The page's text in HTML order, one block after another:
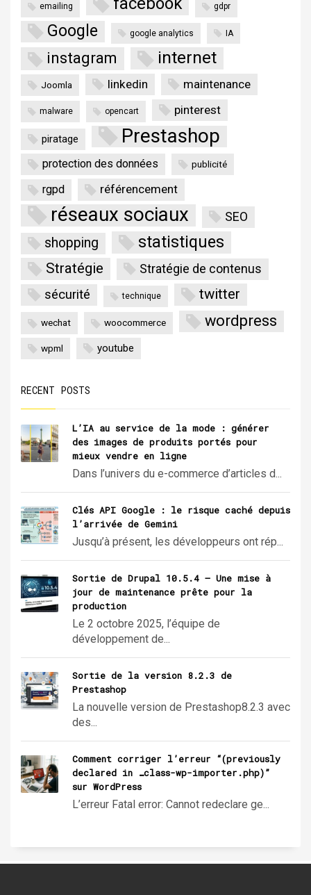
emailing gdpr
Google google analytics IA
instagram internet
Joomla linkedin maintenance
malware opencart pinterest
piratage Prestashop
protection des données publicité
rgpd référencement
réseaux sociaux SEO
shopping statistiques
Stratégie Stratégie de contenus
sécurité technique twitter
wechat woocommerce wordpress
wpml youtube
RECENT POSTS
L’IA au service de la mode : générer
des images de produits portés pour
mieux vendre en ligne
Dans l’univers du e-commerce d’articles d...
Clés API Google : le risque caché depuis
l’arrivée de Gemini
Jusqu’à présent, les développeurs ont rép...
Sortie de Drupal 10.5.4 – Une mise à
jour de maintenance prête pour la
production
Le 2 octobre 2025, l’équipe de
développement de...
Sortie de la version 8.2.3 de
Prestashop
La nouvelle version de Prestashop8.2.3 avec
des...
Comment corriger l’erreur “(previously
declared in …class-wp-importer.php)”
sur WordPress
L’erreur Fatal error: Cannot redeclare ge...